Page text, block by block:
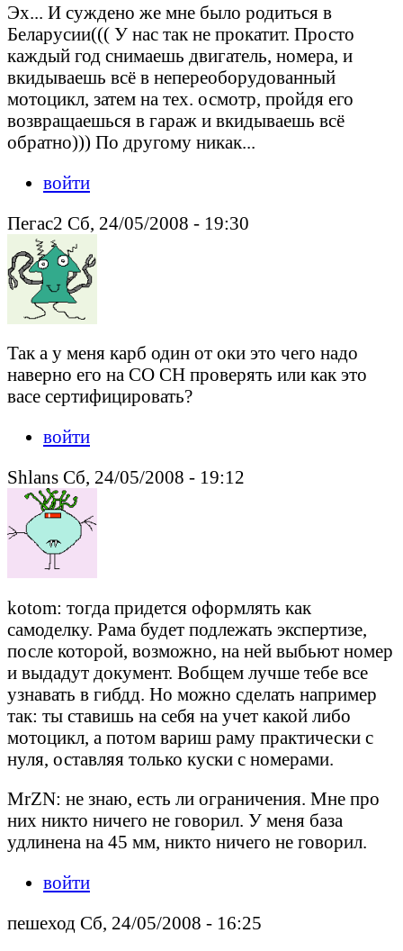
Эх... И суждено же мне было родиться в
Беларусии((( У нас так не прокатит. Просто
каждый год снимаешь двигатель, номера, и
вкидываешь всё в непереоборудованный
мотоцикл, затем на тех. осмотр, пройдя его
возвращаешься в гараж и вкидываешь всё
обратно))) По другому никак...
войти
Пегас2 Сб, 24/05/2008 - 19:30
Так а у меня карб один от оки это чего надо
наверно его на СО СН проверять или как это
васе сертифицировать?
войти
Shlans Сб, 24/05/2008 - 19:12
kotom: тогда придется оформлять как
самоделку. Рама будет подлежать экспертизе,
после которой, возможно, на ней выбьют номер
и выдадут документ. Вобщем лучше тебе все
узнавать в гибдд. Но можно сделать например
так: ты ставишь на себя на учет какой либо
мотоцикл, а потом вариш раму практически с
нуля, оставляя только куски с номерами.
MrZN: не знаю, есть ли ограничения. Мне про
них никто ничего не говорил. У меня база
удлинена на 45 мм, никто ничего не говорил.
войти
пешеход Сб, 24/05/2008 - 16:25